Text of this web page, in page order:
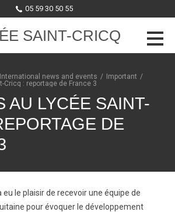
05 59 30 50 55
SAINT-CRICQ
International news and events / Important /
Cricq : reportage de France 3
AU LYCÉE SAINT-
DE
eu le plaisir de recevoir une équipe de
pour évoquer le développement